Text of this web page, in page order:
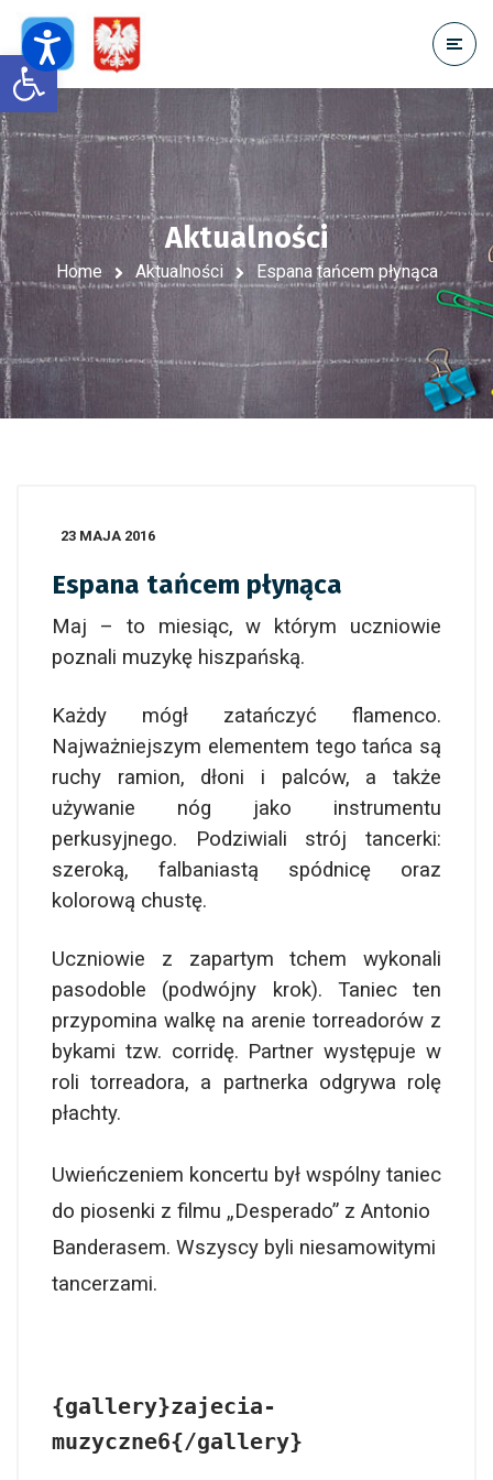
Open toolbar
Aktualności
Home Aktualności Espana tańcem płynąca
23 MAJA 2016
Espana tańcem płynąca
Maj – to miesiąc, w którym uczniowie
poznali muzykę hiszpańską.
Każdy mógł zatańczyć flamenco.
Najważniejszym elementem tego tańca są
ruchy ramion, dłoni i palców, a także
używanie nóg jako instrumentu
perkusyjnego. Podziwiali strój tancerki:
szeroką, falbaniastą spódnicę oraz
kolorową chustę.
Uczniowie z zapartym tchem wykonali
pasodoble (podwójny krok). Taniec ten
przypomina walkę na arenie torreadorów z
bykami tzw. corridę. Partner występuje w
roli torreadora, a partnerka odgrywa rolę
płachty.
Uwieńczeniem koncertu był wspólny taniec
do piosenki z filmu „Desperado” z Antonio
Banderasem. Wszyscy byli niesamowitymi
tancerzami.
{gallery}zajecia-
muzyczne6{/gallery}